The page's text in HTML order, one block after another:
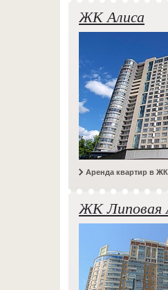
ЖК Алиса
Аренда квартир в
ЖК Липовая